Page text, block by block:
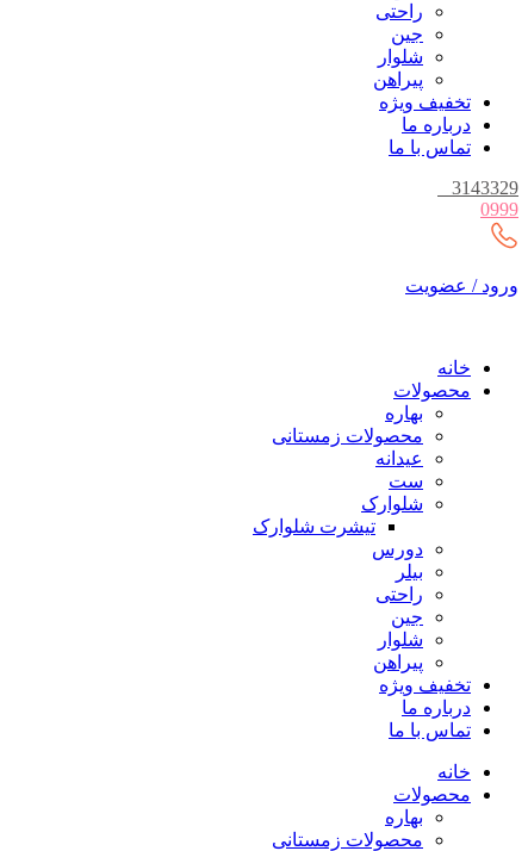
راحتی
جین
شلوار
پیراهن
تخفیف ویژه
درباره ما
تماس با ما
3143329
0999
ورود / عضویت
خانه
محصولات
بهاره
محصولات زمستانی
عیدانه
ست
شلوارک
تیشرت شلوارک
دورس
بیلر
راحتی
جین
شلوار
پیراهن
تخفیف ویژه
درباره ما
تماس با ما
خانه
محصولات
بهاره
محصولات زمستانی